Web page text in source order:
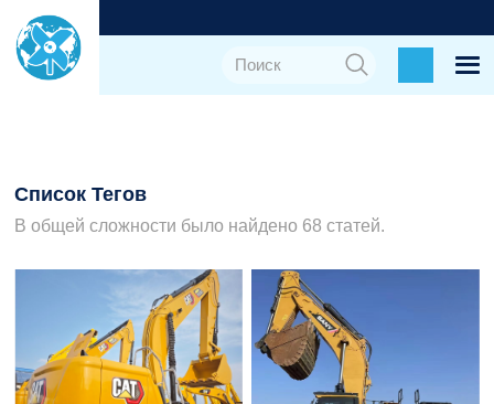
Список Тегов
В общей сложности было найдено 68 статей.